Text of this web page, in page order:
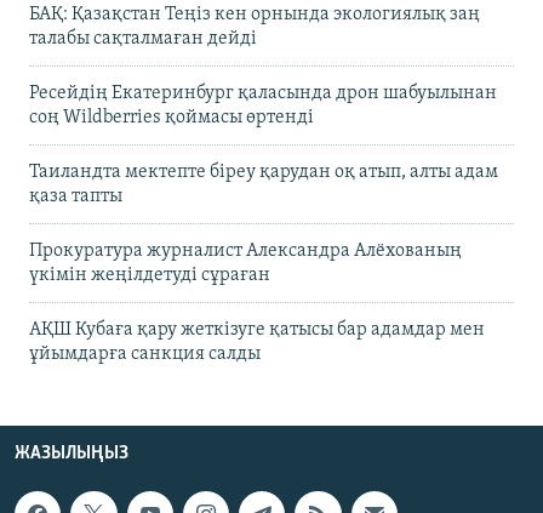
БАҚ: Қазақстан Теңіз кен орнында экологиялық заң
талабы сақталмаған дейді
Ресейдің Екатеринбург қаласында дрон шабуылынан
соң Wildberries қоймасы өртенді
Таиландта мектепте біреу қарудан оқ атып, алты адам
қаза тапты
Прокуратура журналист Александра Алёхованың
үкімін жеңілдетуді сұраған
АҚШ Кубаға қару жеткізуге қатысы бар адамдар мен
ұйымдарға санкция салды
ЖАЗЫЛЫҢЫЗ